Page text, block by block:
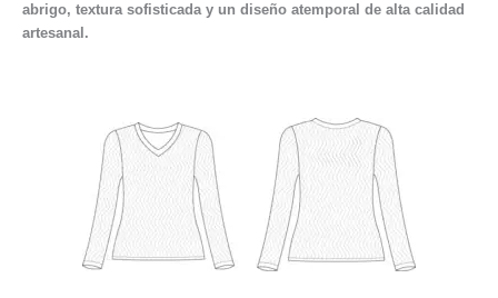
abrigo, textura sofisticada y un diseño atemporal de alta calidad
artesanal.